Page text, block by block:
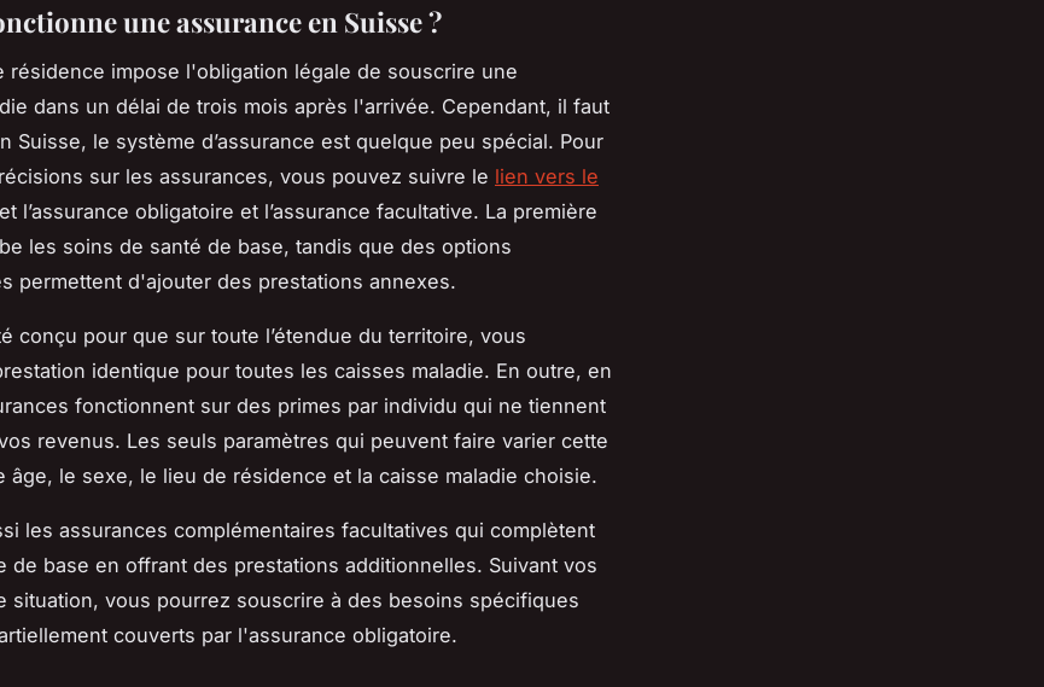
une assurance en Suisse ?
résidence impose l'obligation légale de souscrire une
dans un délai de trois mois après l'arrivée. Cependant, il faut
Suisse, le système d’assurance est quelque peu spécial. Pour
sur les assurances, vous pouvez suivre le lien vers le
l’assurance obligatoire et l’assurance facultative. La première
les soins de santé de base, tandis que des options
permettent d'ajouter des prestations annexes.
conçu pour que sur toute l’étendue du territoire, vous
identique pour toutes les caisses maladie. En outre, en
fonctionnent sur des primes par individu qui ne tiennent
revenus. Les seuls paramètres qui peuvent faire varier cette
âge, le sexe, le lieu de résidence et la caisse maladie choisie.
les assurances complémentaires facultatives qui complètent
de base en offrant des prestations additionnelles. Suivant vos
situation, vous pourrez souscrire à des besoins spécifiques
couverts par l'assurance obligatoire.